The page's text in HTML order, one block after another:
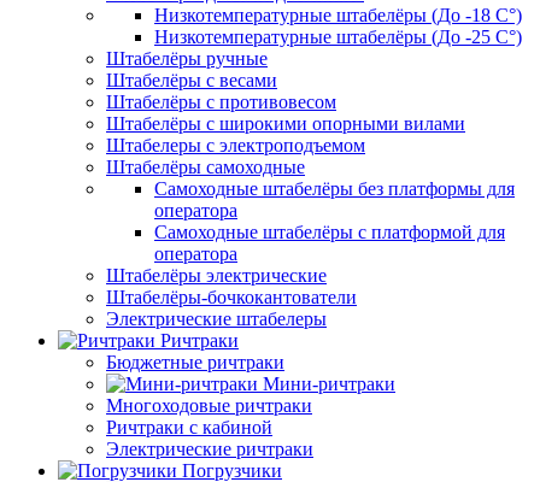
Низкотемпературные штабелёры (До -18 C°)
Низкотемпературные штабелёры (До -25 C°)
Штабелёры ручные
Штабелёры с весами
Штабелёры с противовесом
Штабелёры с широкими опорными вилами
Штабелеры с электроподъемом
Штабелёры самоходные
Самоходные штабелёры без платформы для
оператора
Самоходные штабелёры с платформой для
оператора
Штабелёры электрические
Штабелёры-бочкокантователи
Электрические штабелеры
Ричтраки
Бюджетные ричтраки
Мини-ричтраки
Многоходовые ричтраки
Ричтраки с кабиной
Электрические ричтраки
Погрузчики